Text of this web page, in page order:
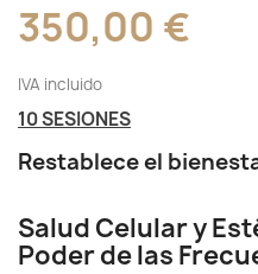
350,00 €
IVA incluido
10 SESIONES
Restablece el
Salud Celular y
Poder de las